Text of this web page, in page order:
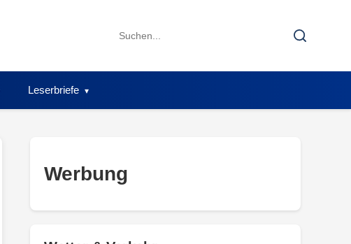
Search
Search
Leserbriefe
Werbung